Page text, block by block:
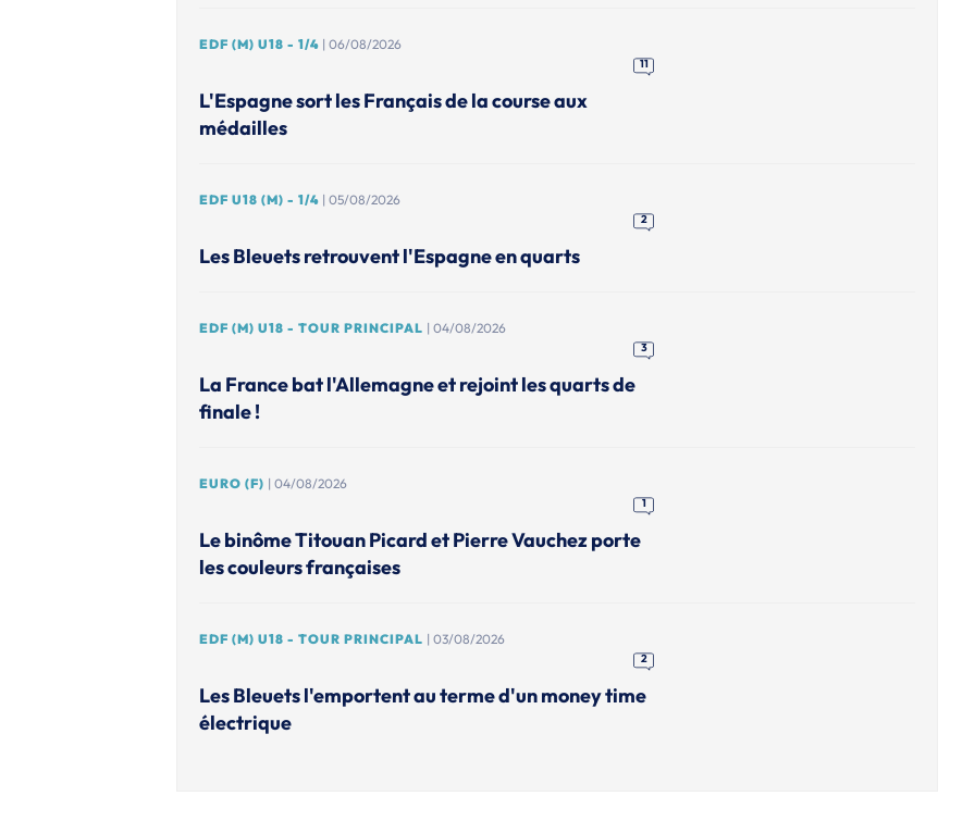
EDF (M) U18 - 1/4 | 06/08/2026
11
L'Espagne sort les Français de la course aux
médailles
EDF U18 (M) - 1/4 | 05/08/2026
2
Les Bleuets retrouvent l'Espagne en quarts
EDF (M) U18 - TOUR PRINCIPAL | 04/08/2026
3
La France bat l'Allemagne et rejoint les quarts de
finale !
EURO (F) | 04/08/2026
1
Le binôme Titouan Picard et Pierre Vauchez porte
les couleurs françaises
EDF (M) U18 - TOUR PRINCIPAL | 03/08/2026
2
Les Bleuets l'emportent au terme d'un money time
électrique